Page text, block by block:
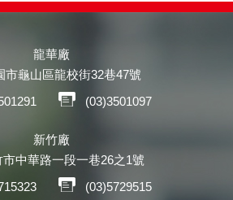
龍華廠
市龜山區龍校街32巷47號
(03)3501097
新竹廠
市中華路一段一巷26之1號
(03)5729515